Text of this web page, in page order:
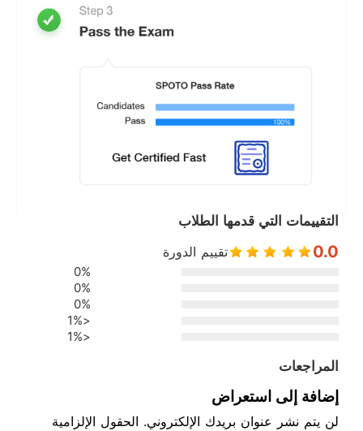
التقييمات التي قدمها الطلاب
0.0 تقييم الدورة
0%
0%
0%
<1%
<1%
المراجعات
إضافة إلى استعراض
لن يتم نشر عنوان بريدك الإلكتروني. الحقول الإلزامية